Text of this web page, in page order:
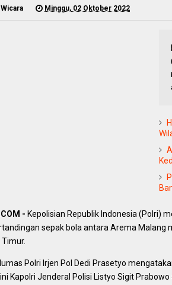
Wicara Minggu, 02 Oktober 2022
- Kepolisian Republik Indonesia (Polri)
sepak bola antara Arema Malang
Polri Irjen Pol Dedi Prasetyo
Kapolri Jenderal Polisi Listyo Sigit